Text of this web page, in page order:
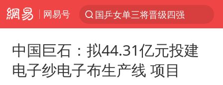
网易号
国乒女单三将晋级四强
中国巨石：拟44.31亿元投建
电子纱电子布生产线 项目